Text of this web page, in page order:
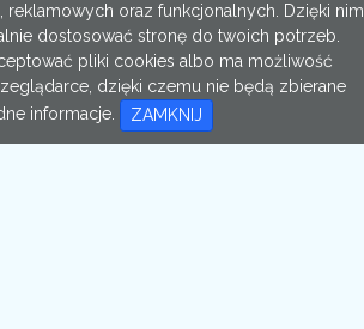
reklamowych oraz funkcjonalnych. Dzięki nim
dostosować stronę do twoich potrzeb.
pliki cookies albo ma możliwość
dzięki czemu nie będą zbierane
informacje.
ZAMKNIJ